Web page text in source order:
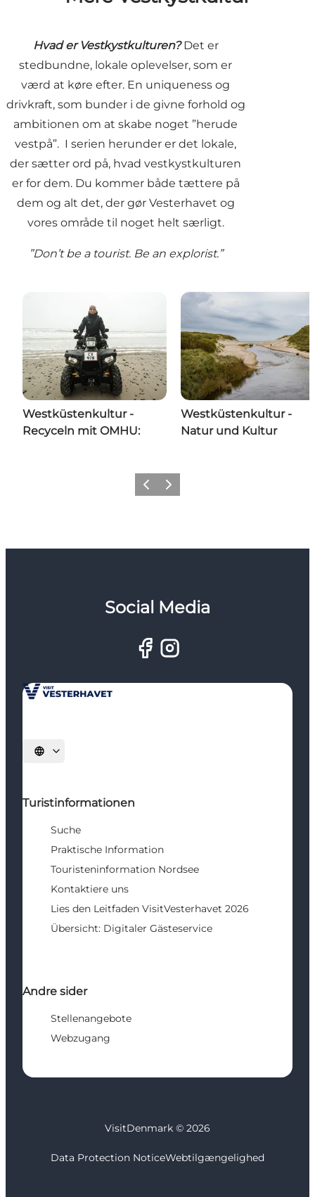
Hvad er Vestkystkulturen?Det er
stedbundne, lokale oplevelser, som er
værd at køre efter. En uniqueness og
drivkraft, som bunder i de givne forhold og
ambitionen om at skabe noget ”herude
vestpå”. I serien herunder er det lokale,
der sætter ord på, hvad vestkystkulturen
er for dem. Du kommer både tættere på
dem og alt det, der gør Vesterhavet og
vores område til noget helt særligt.
”Don’t be a tourist. Be an explorist.”
Westküstenkultur -
Recyceln mit OMHU:
Westküstenkultur -
Natur und Kultur
ZurückWeiter
Social Media
Sprache auswählen
Turistinformationen
Suche
Praktische Information
Touristeninformation Nordsee
Kontaktiere uns
Lies den Leitfaden VisitVesterhavet 2026
Übersicht: Digitaler Gästeservice
Andre sider
Stellenangebote
Webzugang
VisitDenmark © 2026
Data Protection NoticeWebtilgængelighed